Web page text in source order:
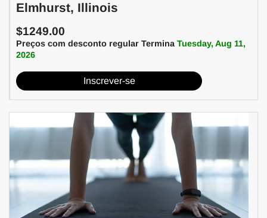
Elmhurst, Illinois
$1249.00
Preços com desconto regular Termina Tuesday, Aug 11,
2026
Inscrever-se